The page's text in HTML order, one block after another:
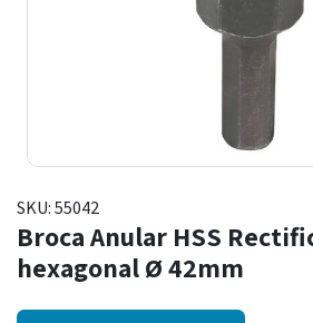
SKU: 55042
Broca Anular HSS
hexagonal Ø 42mm